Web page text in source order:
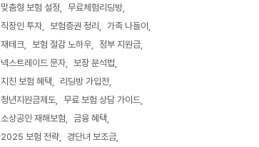
맞춤형 보험 설정
무료체험리딩방
직장인 투자
보험증권 정리
가족 나들이
재테크
보험 절감 노하우
정부 지원금
넥스트레이드 문자
보장 분석법
지진 보험 혜택
리딩방 가입전
청년지원금제도
무료 보험 상담 가이드
소상공인 재해보험
금융 혜택
2025 보험 전략
경단녀 보조금